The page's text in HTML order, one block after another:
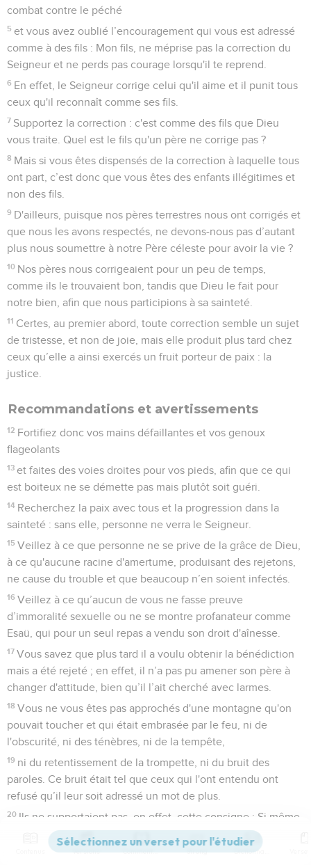
combat contre le péché
5 et vous avez oublié l’encouragement qui vous est adressé
comme à des fils : Mon fils, ne méprise pas la correction du
Seigneur et ne perds pas courage lorsqu'il te reprend.
6 En effet, le Seigneur corrige celui qu'il aime et il punit tous
ceux qu'il reconnaît comme ses fils.
7 Supportez la correction : c'est comme des fils que Dieu
vous traite. Quel est le fils qu'un père ne corrige pas ?
8 Mais si vous êtes dispensés de la correction à laquelle tous
ont part, c’est donc que vous êtes des enfants illégitimes et
non des fils.
9 D'ailleurs, puisque nos pères terrestres nous ont corrigés et
que nous les avons respectés, ne devons-nous pas d’autant
plus nous soumettre à notre Père céleste pour avoir la vie ?
10 Nos pères nous corrigeaient pour un peu de temps,
comme ils le trouvaient bon, tandis que Dieu le fait pour
notre bien, afin que nous participions à sa sainteté.
11 Certes, au premier abord, toute correction semble un sujet
de tristesse, et non de joie, mais elle produit plus tard chez
ceux qu’elle a ainsi exercés un fruit porteur de paix : la
justice.
Recommandations et avertissements
12 Fortifiez donc vos mains défaillantes et vos genoux
flageolants
13 et faites des voies droites pour vos pieds, afin que ce qui
est boiteux ne se démette pas mais plutôt soit guéri.
14 Recherchez la paix avec tous et la progression dans la
sainteté : sans elle, personne ne verra le Seigneur.
15 Veillez à ce que personne ne se prive de la grâce de Dieu,
à ce qu'aucune racine d'amertume, produisant des rejetons,
ne cause du trouble et que beaucoup n’en soient infectés.
16 Veillez à ce qu’aucun de vous ne fasse preuve
d’immoralité sexuelle ou ne se montre profanateur comme
Esaü, qui pour un seul repas a vendu son droit d'aînesse.
17 Vous savez que plus tard il a voulu obtenir la bénédiction
mais a été rejeté ; en effet, il n’a pas pu amener son père à
changer d'attitude, bien qu’il l’ait cherché avec larmes.
18 Vous ne vous êtes pas approchés d'une montagne qu'on
pouvait toucher et qui était embrasée par le feu, ni de
l'obscurité, ni des ténèbres, ni de la tempête,
19 ni du retentissement de la trompette, ni du bruit des
paroles. Ce bruit était tel que ceux qui l'ont entendu ont
refusé qu’il leur soit adressé un mot de plus.
20 Ils ne supportaient pas, en effet, cette consigne : Si même
une bête touche la montagne, elle sera lapidée.
Le spectacle était si terrifiant que Moïse a dit : Je suis
Versions Commentaires Strong